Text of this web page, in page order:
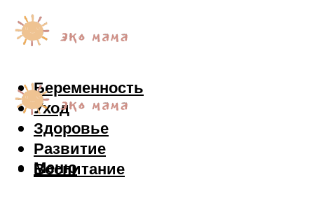
Беременность
Уход
Здоровье
Развитие
Воспитание
Меню